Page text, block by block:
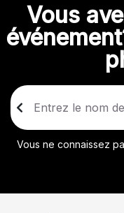
Vous
Vous ne connaissez